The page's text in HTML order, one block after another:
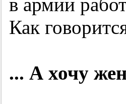
Как
... А хочу